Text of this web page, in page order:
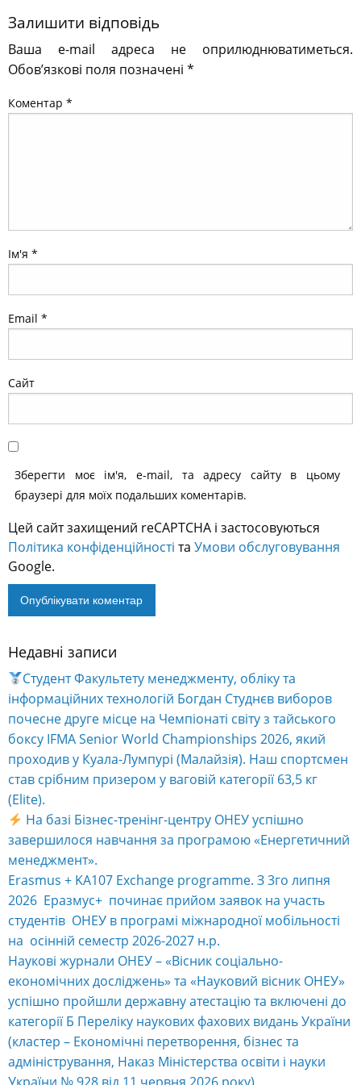
Залишити відповідь
Ваша e-mail адреса не оприлюднюватиметься.
Обов’язкові поля позначені *
Коментар *
Ім'я *
Email *
Сайт
Зберегти моє ім'я, e-mail, та адресу сайту в цьому
браузері для моїх подальших коментарів.
Цей сайт захищений reCAPTCHA і застосовуються
Політика конфіденційності та Умови обслуговування
Google.
Alternative:
Недавні записи
Студент Факультету менеджменту, обліку та
інформаційних технологій Богдан Студнєв виборов
почесне друге місце на Чемпіонаті світу з тайського
боксу IFMA Senior World Championships 2026, який
проходив у Куала-Лумпурі (Малайзія). Наш спортсмен
став срібним призером у ваговій категорії 63,5 кг
(Elite).
На базі Бізнес-тренінг-центру ОНЕУ успішно
завершилося навчання за програмою «Енергетичний
менеджмент».
Erasmus + KA107 Exchange programme. З 3го липня
2026 Еразмус+ починає прийом заявок на участь
студентів ОНЕУ в програмі міжнародної мобільності
на осінній семестр 2026-2027 н.р.
Наукові журнали ОНЕУ – «Вісник соціально-
економічних досліджень» та «Науковий вісник ОНЕУ»
успішно пройшли державну атестацію та включені до
категорії Б Переліку наукових фахових видань України
(кластер – Економічні перетворення, бізнес та
адміністрування, Наказ Міністерства освіти і науки